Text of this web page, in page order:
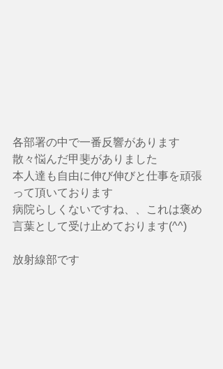
各部署の中で一番反響があります
散々悩んだ甲斐がありました
本人達も自由に伸び伸びと仕事を頑張
って頂いております
病院らしくないですね、、これは褒め
言葉として受け止めております(^^)
放射線部です